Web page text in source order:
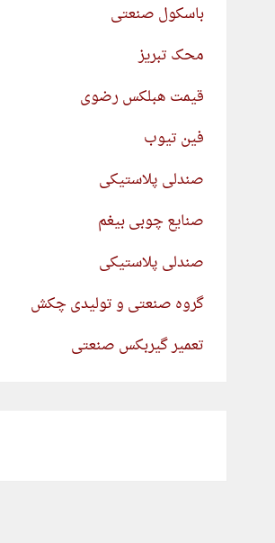
باسکول صنعتی
محک تبریز
قیمت هبلکس رضوی
فین تیوب
صندلی پلاستیکی
صنایع چوبی بیغم
صندلی پلاستیکی
گروه صنعتی و تولیدی چکش
تعمیر گیربکس صنعتی